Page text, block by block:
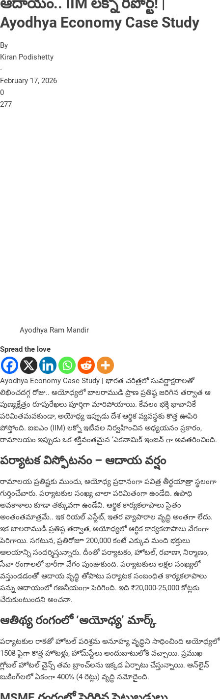
Ayodhya Economy Case Study
By
Kiran Podishetty
-
February 17, 2026
0
277
Ayodhya Ram Mandir
Spread the love
Ayodhya Economy Case Study | భారత చరిత్రలో సువర్ణాక్షరాలతో
లిఖించదగ్గ రోజు.. అయోధ్యలో బాలరాముడి ప్రాణ ప్రతిష్ఠ జరిగిన తర్వాత ఆ
పుణ్యక్షేత్రం రూపురేఖలు పూర్తిగా మారిపోయాయి. కేవలం భక్తి భావానికే
పరిమితమ‌వ‌కుండా, అయోధ్య ఇప్పుడు దేశ ఆర్థిక వ్యవస్థకు కొత్త ఊపిరి
పోస్తోంది. ఐఐఎం (IIM) లక్నో ఇటీవల నిర్వహించిన అధ్యయనం ప్రకారం,
రామాలయం ఇప్పుడు ఒక శక్తివంతమైన ‘ఎకనామిక్ ఇంజిన్‌ గా అవతరించింది.
పర్యాటక విస్ఫోటనం – ఆదాయ వర్షం
రామాలయ ప్రతిష్టకు ముందు, అయోధ్య ప్రధానంగా పవిత్ర తీర్థయాత్రా స్థలంగా
గుర్తించేవారు. పర్యాటకుల సంఖ్య చాలా పరిమితంగా ఉండేది. ఉపాధి
అవకాశాలు కూడా తక్కువగా ఉండేవి. ఆర్థిక కార్యకలాపాలు సైతం
అంతంత‌మాత్ర‌మే.. ఇక‌ రియల్ ఎస్టేట్, ఇత‌ర వ్యాపారాల‌ వృద్ధి అంతగా లేదు.
ఇక బాల‌రాముడి ప్రతిష్ఠ తర్వాత, అయోధ్యలో ఆర్థిక కార్యకలాపాలు వేగంగా
పెరిగాయి. సగటున, ప్రతిరోజూ 200,000 కంటే ఎక్కువ మంది భక్తులు
ఆలయాన్ని సందర్శిస్తున్నారు. దీంతో పర్యాటకం, హోటల్, రవాణా, నిర్మాణం,
సేవా రంగాలలో భారీగా వేగం పుంజుకుంది. పర్యాటకులు ల‌క్ష‌ల‌ సంఖ్య‌లో
వ‌స్తుండ‌డంతో ఆదాయ వృద్ధి తోపాటు పర్యాటక సంబంధిత కార్యకలాపాలు
పన్ను ఆదాయంలో గణనీయంగా పెరిగింది. ఇది ₹20,000-25,000 కోట్లకు
చేరుకుంటుందని అంచనా.
ఆతిథ్య రంగంలో ‘అయోధ్య’ మార్క్
పర్యాటకుల రాకతో హోటల్ పరిశ్రమ అనూహ్య వృద్ధిని సాధించింది అయోధ్యలో
150కి పైగా కొత్త హోటళ్లు, హోమ్‌స్టేలు అందుబాటులోకి వచ్చాయి. ప్రముఖ
గ్లోబల్ హోటల్ చైన్స్ తమ బ్రాంచ్‌లను ఇక్కడ ఏర్పాటు చేస్తున్నాయి. ఆన్‌లైన్
బుకింగ్‌లలో ఏకంగా 400% (4 రెట్లు) వృద్ధి నమోదైంది.